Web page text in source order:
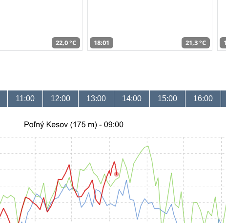
22,0 °C 18:01 21,3 °C
11:00 12:00 13:00 14:00 15:00 16:00